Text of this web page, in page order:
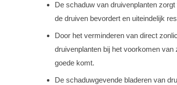
De schaduw van druivenplanten
de druiven bevordert en uiteindelijk
Door het verminderen van direct
druivenplanten bij het voorkomen
goede komt.
De schaduwgevende bladeren van